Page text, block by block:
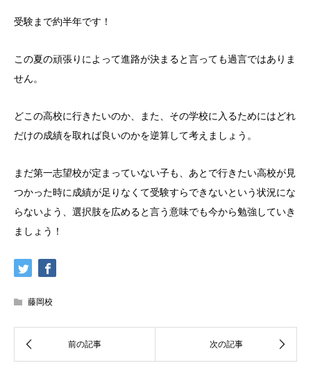
受験まで約半年です！
この夏の頑張りによって進路が決まると言っても過言ではありま
せん。
どこの高校に行きたいのか、また、その学校に入るためにはどれ
だけの成績を取れば良いのかを逆算して考えましょう。
まだ第一志望校が定まっていない子も、あとで行きたい高校が見
つかった時に成績が足りなくて受験すらできないという状況にな
らないよう、選択肢を広めると言う意味でも今から勉強していき
ましょう！
藤岡校